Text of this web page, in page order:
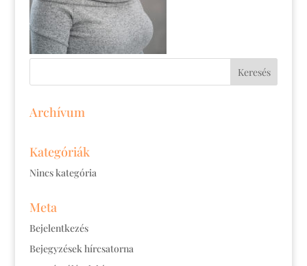
Archívum
Kategóriák
Nincs kategória
Meta
Bejelentkezés
Bejegyzések hírcsatorna